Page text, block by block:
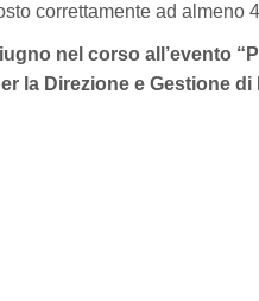
correttamente ad almeno
nel corso all’evento
la Direzione e Gestione